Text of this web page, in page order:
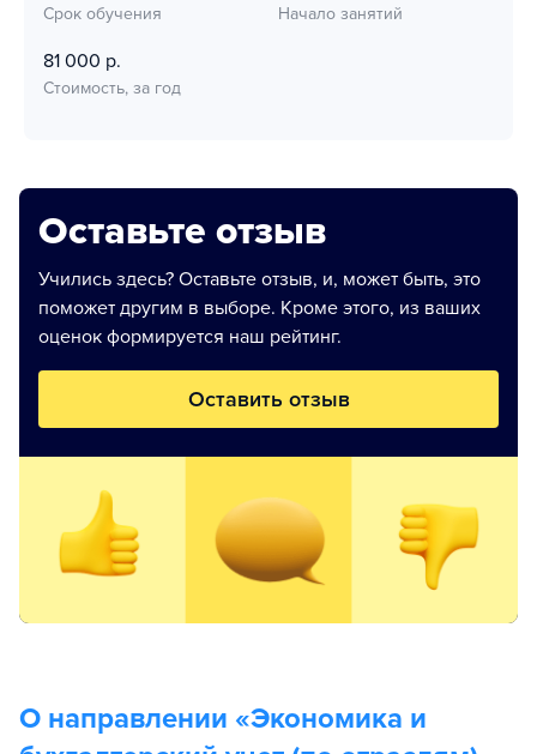
Срок обучения Начало занятий
81 000 р.
Стоимость, за год
Оставьте отзыв
Учились здесь? Оставьте отзыв, и, может быть, это
поможет другим в выборе. Кроме этого, из ваших
оценок формируется наш рейтинг.
Оставить отзыв
О направлении «Экономика и